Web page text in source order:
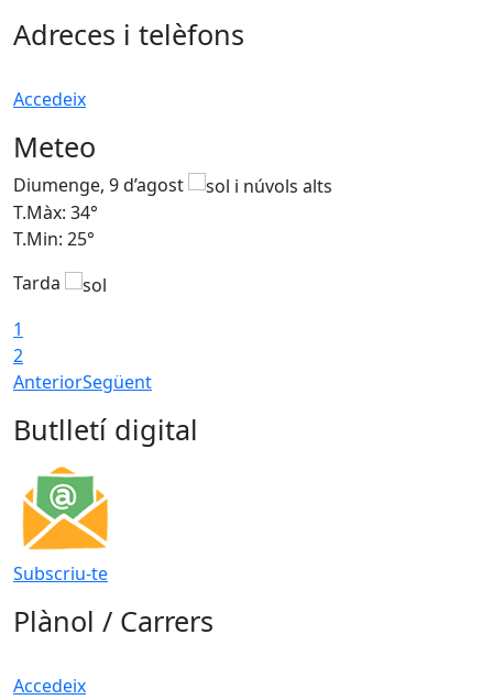
Adreces i telèfons
Accedeix
Meteo
Diumenge, 9 d’agost
T.Màx: 34°
T.Min: 25°
Tarda
1
2
AnteriorSegüent
Butlletí digital
Subscriu-te
Plànol / Carrers
Accedeix